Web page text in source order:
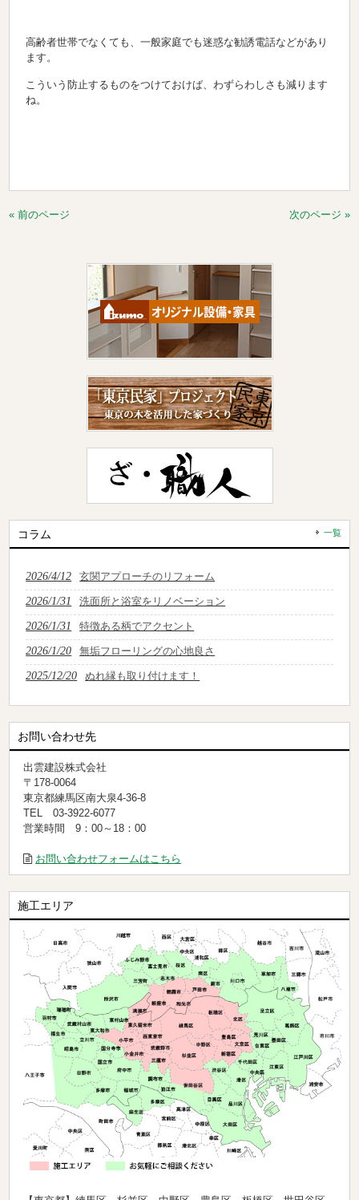
高齢者世帯でなくても、一般家庭でも迷惑な勧誘電話などがあり
ます。
こういう防止するものをつけておけば、わずらわしさも減ります
ね。
« 前のページ 次のページ »
コラム 一覧
2026/4/12 玄関アプローチのリフォーム
2026/1/31 洗面所と浴室をリノベーション
2026/1/31 特徴ある柄でアクセント
2026/1/20 無垢フローリングの心地良さ
2025/12/20 ぬれ縁も取り付けます！
お問い合わせ先
出雲建設株式会社
〒178-0064
東京都練馬区南大泉4-36-8
TEL 03-3922-6077
営業時間 9：00～18：00
お問い合わせフォームはこちら
施工エリア